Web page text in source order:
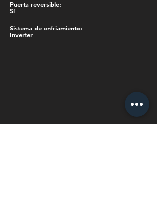
Puerta reversible:
Sí
Sistema de enfriamiento:
Inverter